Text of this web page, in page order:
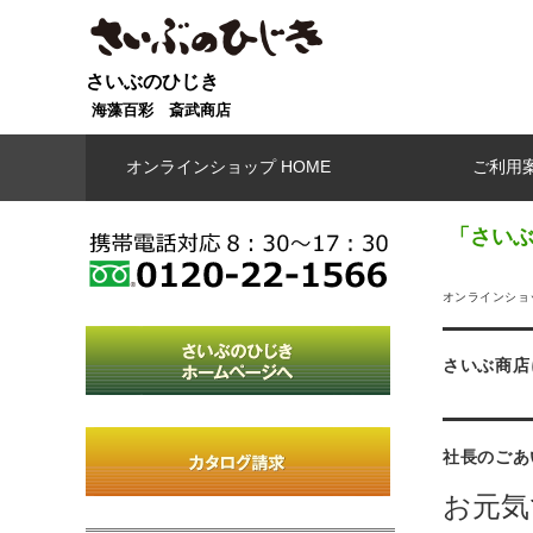
さいぶのひじき
海藻百彩 斎武商店
オンラインショップ HOME ご利用
「さい
オンラインシ
さいぶ商
社長のご
お元